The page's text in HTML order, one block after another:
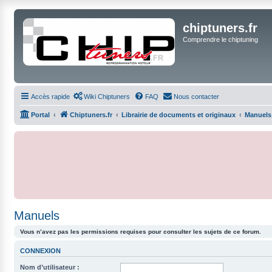
chiptuners.fr
Comprendre le chiptuning
Accès rapide Wiki Chiptuners FAQ Nous contacter
Portal Chiptuners.fr Librairie de documents et originaux Manuels
Manuels
Vous n’avez pas les permissions requises pour consulter les sujets de ce forum.
CONNEXION
Nom d’utilisateur :